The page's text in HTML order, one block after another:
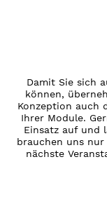
Damit Sie sich
können,
Konzeption auch
Ihrer Module.
Einsatz auf und
brauchen uns nur
nächste